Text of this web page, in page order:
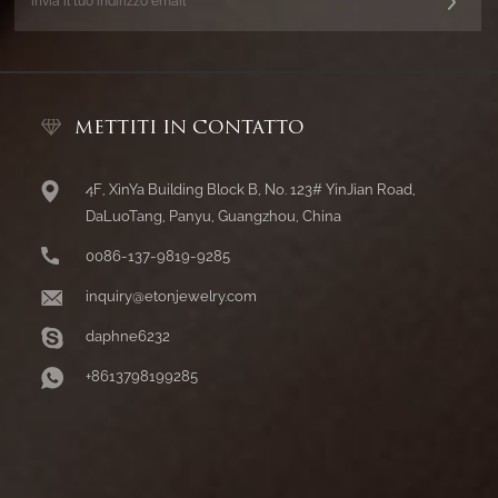
METTITI IN CONTATTO
4F, XinYa Building Block B, No. 123# YinJian Road,
DaLuoTang, Panyu, Guangzhou, China
0086-137-9819-9285
inquiry@etonjewelry.com
daphne6232
+8613798199285